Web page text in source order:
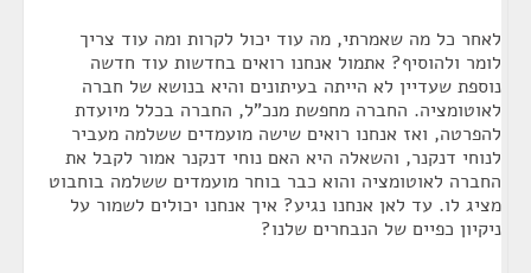
לאחר כל מה שאמרתי, מה עוד יכול לקרות ומה עוד צריך
לומר ולהוסיף? אתמול אנחנו רואים בחדשות עוד חדשה
נוספת שעדיין לא הייתה בעיתונים והיא בנושא של חברה
לאוטומציה. החברה מחפשת מנכ"ל, החברה בכלל מיועדת
להפרטה, ואז אנחנו רואים שישה מועמדים ששלמה מעביר
לנוחי דנקנר, והשאלה היא האם נוחי דנקנר אמור לקבל את
החברה לאוטומציה והוא כבר בוחר מועמדים ששלמה בוחבוט
מציג לו. עד לאן אנחנו נגיע? איך אנחנו יכולים לשמור על
ניקיון כפיים של הנבחרים שלנו?